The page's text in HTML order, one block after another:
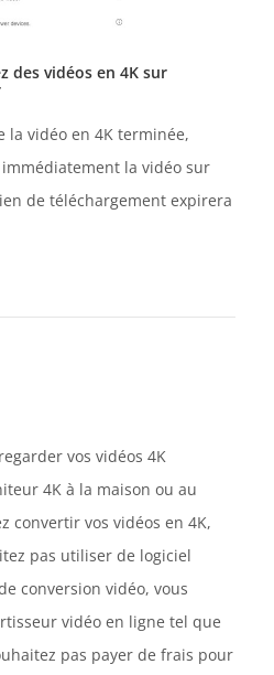
des vidéos en 4K sur
la vidéo en 4K terminée,
la vidéo sur
de téléchargement expirera
vos vidéos 4K
4K à la maison ou au
convertir vos vidéos en 4K,
pas utiliser de logiciel
conversion vidéo, vous
vidéo en ligne tel que
pas payer de frais pour